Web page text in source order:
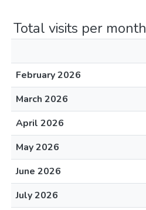
Total visits per month
February 2026
March 2026
April 2026
May 2026
June 2026
July 2026